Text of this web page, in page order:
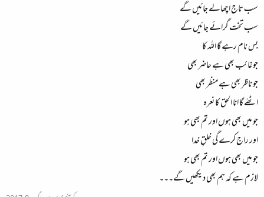
سب تاج اچھالے جائیں گے
سب تخت گرائے جائیں گے
بس نام رہے گا اللہ کا
جو غائب بھی ہے حاضر بھی
جو ناظر بھی ہے منظر بھی
اٹھّے گا انا الحق کا نعرہ
جو میں بھی ہوں اور تم بھی ہو
اور راج کرے گی خلقِ خدا
جو میں بھی ہوں اور تم بھی ہو
لازم ہے کہ ہم بھی دیکھیں گے۔۔۔